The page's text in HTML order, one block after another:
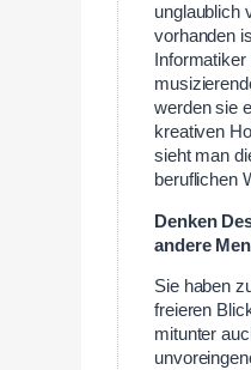
unglaublich
vorhanden
werden sie
kreativen
sieht man
beruflichen
Denken
andere
Sie haben
freieren
mitunter